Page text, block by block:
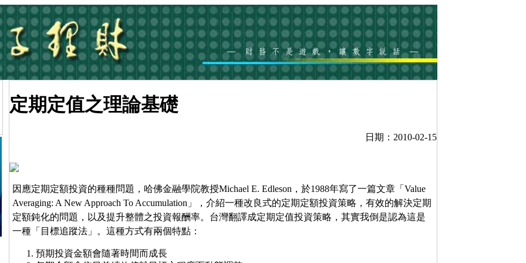
定期定值之理論基礎
日期：2010-02-15
因應定期定額投資的種種問題，哈佛金融學院教授Michael E. Edleson，於1988年寫了一篇文章「Value
Averaging: A New Approach To Accumulation」，介紹一種改良式的定期定額投資策略，有效的解決定期
定額鈍化的問題，以及提升整體之投資報酬率。台灣翻譯成定期定值投資策略，其實我倒是認為這是
一種「目標追蹤法」。這種方式有兩個特點：
預期投資金額會隨著時間而成長